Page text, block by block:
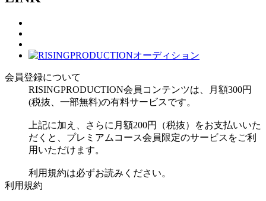
会員登録について
RISINGPRODUCTION会員コンテンツは、月額300円
(税抜、一部無料)の有料サービスです。
上記に加え、さらに月額200円（税抜）をお支払いいた
だくと、プレミアムコース会員限定のサービスをご利
用いただけます。
利用規約は必ずお読みください。
利用規約